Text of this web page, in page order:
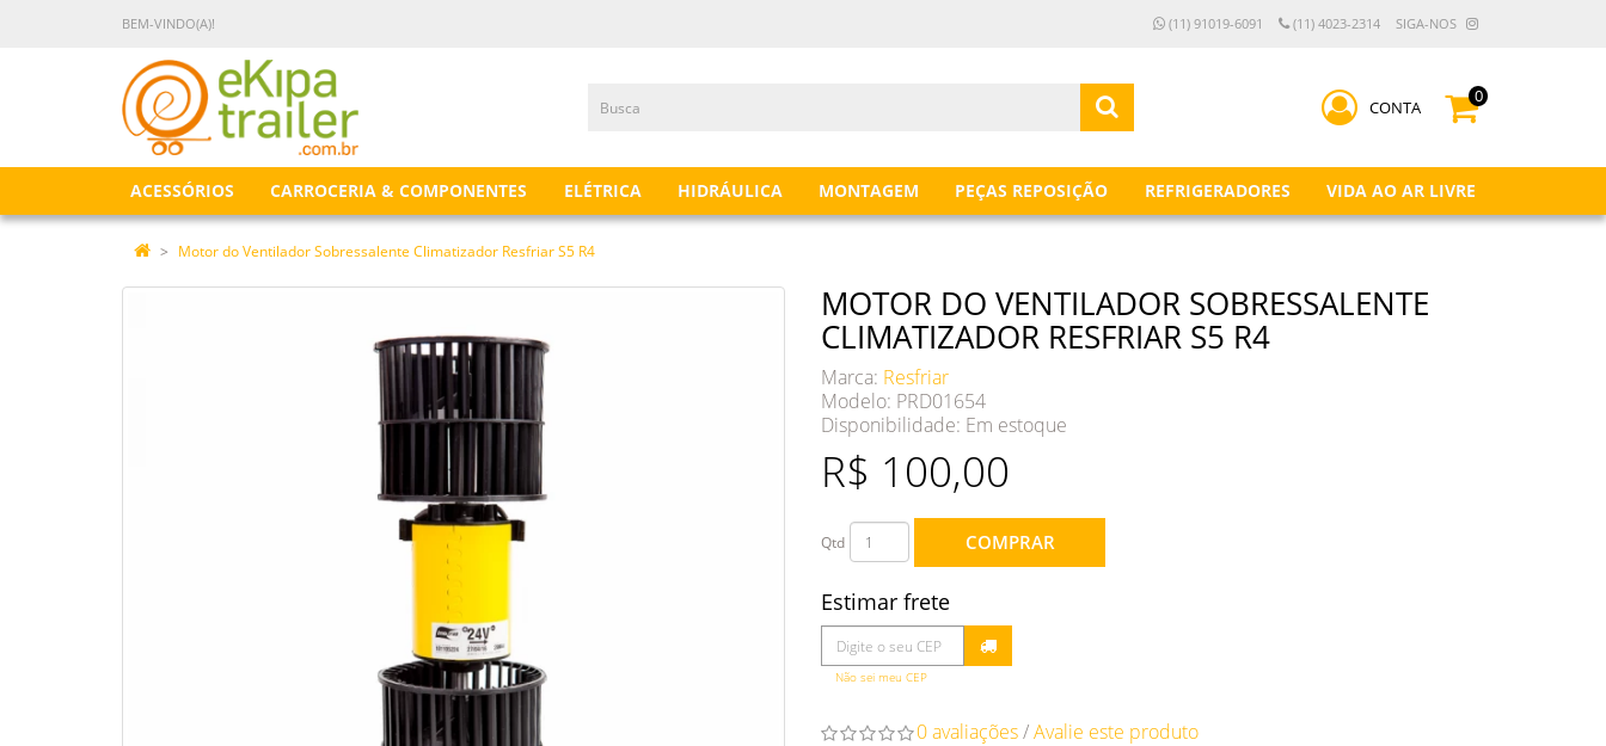
BEM-VINDO(A)! (11) 91019-6091 (11) 4023-2314 SIGA-NOS
CONTA
0
ACESSÓRIOS CARROCERIA & COMPONENTES ELÉTRICA HIDRÁULICA MONTAGEM PEÇAS REPOSIÇÃO REFRIGERADORES VIDA AO AR LIVRE
Motor do Ventilador Sobressalente Climatizador Resfriar S5 R4
MOTOR DO VENTILADOR SOBRESSALENTE
CLIMATIZADOR RESFRIAR S5 R4
Marca: Resfriar
Modelo: PRD01654
Disponibilidade: Em estoque
R$ 100,00
Qtd COMPRAR
Estimar frete
Não sei meu CEP
0 avaliações/Avalie este produto